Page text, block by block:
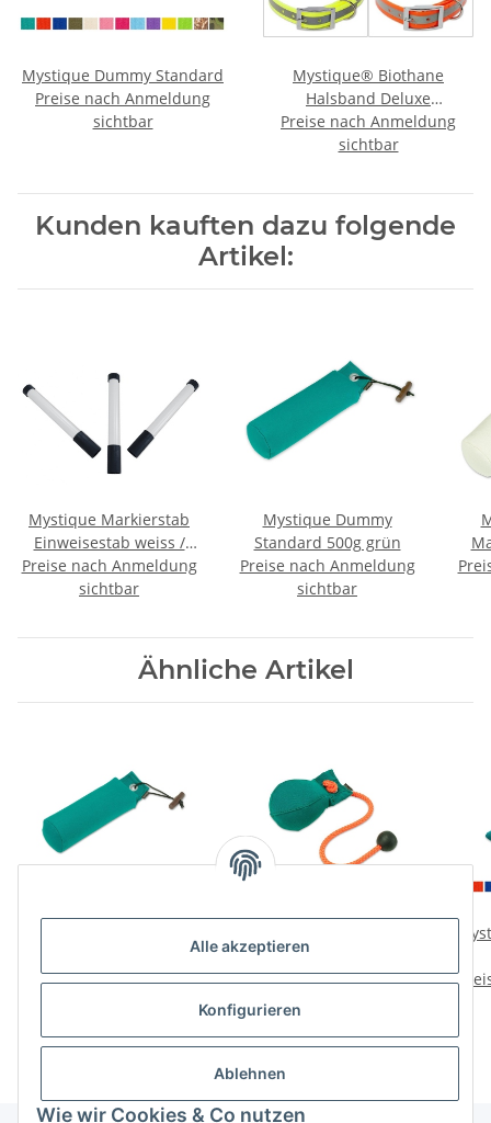
Alle akzeptieren
Konfigurieren
Ablehnen
Wie wir Cookies & Co nutzen
Mystique Dummy Standard
Preise nach Anmeldung
sichtbar
Mystique® Biothane
Halsband Deluxe
Hundehalsband
Preise nach Anmeldung
sichtbar
Kunden kauften dazu folgende
Artikel:
Mystique Markierstab
Einweisestab weiss /
schwarz im Set 3 Stück
Preise nach Anmeldung
sichtbar
Mystique Dummy
Standard 500g grün
Preise nach Anmeldung
sichtbar
Ähnliche Artikel
Preise nach Anmeldung
Preise nach Anmeldung